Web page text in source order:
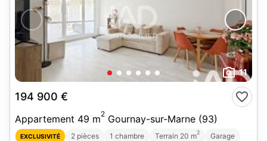
11
194 900 €
Appartement 49 m2 Gournay-sur-Marne (93)
EXCLUSIVITÉ 2 pièces 1 chambre Terrain 20 m2
Garage